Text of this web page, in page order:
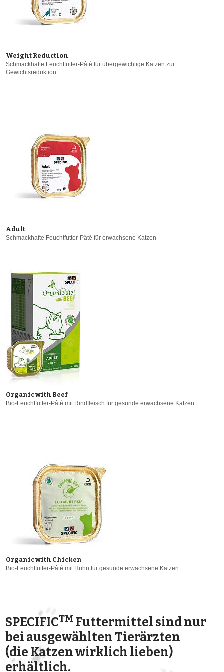
Weight Reduction
Schmackhafte Feuchtfutter-Pâté für übergewichtige Katzen zur
Gewichtsreduktion
Adult
Schmackhafte Feuchtfutter-Pâté für erwachsene Katzen
Organic with Beef
Bio-Feuchtfutter-Pâté mit Rindfleisch für gesunde erwachsene Katzen
Organic with Chicken
Bio-Feuchtfutter-Pâté mit Huhn für gesunde erwachsene Katzen
SPECIFICTM Futtermittel sind nur
bei ausgewählten Tierärzten
(die Katzen wirklich lieben)
erhältlich.